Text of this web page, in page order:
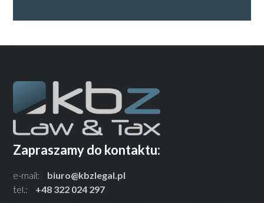
Zapraszamy do kontaktu:
e-mail:
biuro@kbzlegal.pl
tel.:
+48 322 024 297